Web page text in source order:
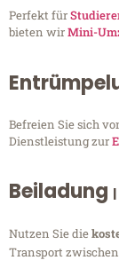
Perfekt für
bieten wirMini-
Befreien Sie sich
Dienstleistung zur
Beiladung
Nutzen Sie die
Transport